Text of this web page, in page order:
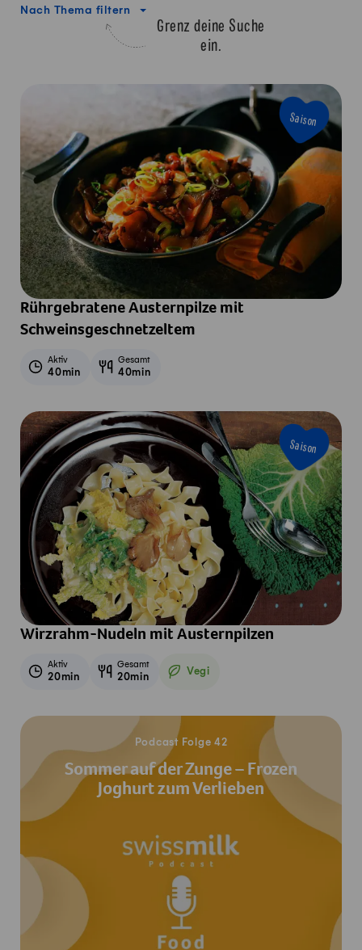
Nach Thema filtern
Grenz deine Suche
ein.
Saison
Rührgebratene Austernpilze mit
Schweinsgeschnetzeltem
Aktiv
40min
Gesamt
40min
Saison
Wirzrahm-Nudeln mit Austernpilzen
Aktiv
20min
Gesamt
20min Vegi
Vegetarisch
Podcast Folge 42
Sommer auf der Zunge – Frozen
Joghurt zum Verlieben
Jetzt reinhören